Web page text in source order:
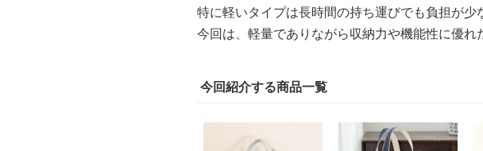
特に軽いタイプは長時間の持ち運びでも負担が少
今回は、軽量でありながら収納力や機能性に優れ
今回紹介する商品一覧